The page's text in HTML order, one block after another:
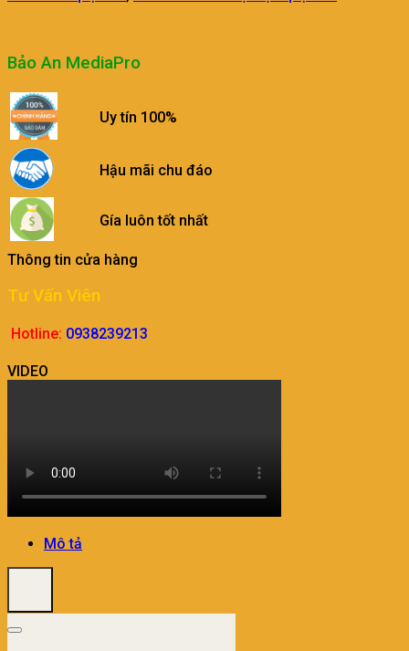
Bảo An MediaPro
Uy tín 100%
Hậu mãi chu đáo
Gía luôn tốt nhất
Thông tin cửa hàng
Tư Vấn Viên
Hotline: 0938239213
VIDEO
Mô tả